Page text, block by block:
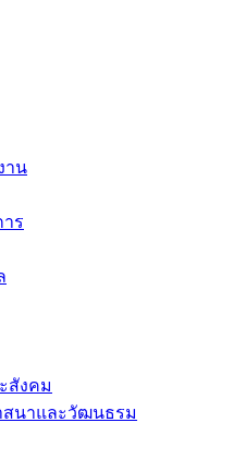
าน
ร
สังคม
สนาและวัฒนธรม